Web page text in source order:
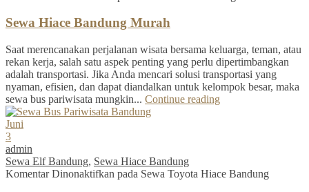
Sewa Hiace Bandung Murah
Saat merencanakan perjalanan wisata bersama keluarga, teman, atau
rekan kerja, salah satu aspek penting yang perlu dipertimbangkan
adalah transportasi. Jika Anda mencari solusi transportasi yang
nyaman, efisien, dan dapat diandalkan untuk kelompok besar, maka
sewa bus pariwisata mungkin... Continue reading
Juni
3
admin
Sewa Elf Bandung, Sewa Hiace Bandung
Komentar Dinonaktifkan pada Sewa Toyota Hiace Bandung